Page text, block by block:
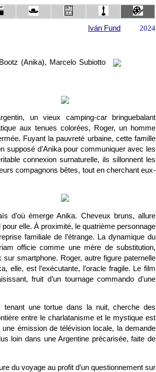
Iván Fund 2024
(Anika), Marcelo Subiotto
un vieux camping-car bringuebalant
aux tenues colorées, Roger, un homme
Fuyant la pauvreté urbaine, cette famille
supposé d’Anika pour communiquer avec les
connexion surnaturelle, ils sillonnent les
compagnons bêtes, tout en cherchant eux-
d’où émerge Anika. Cheveux bruns, allure
elle. À proximité, le quatrième personnage
familiale de l’étrange. La dynamique du
officie comme une mère de substitution,
smartphone. Roger, autre figure paternelle
elle, est l’exécutante, l’oracle fragile. Le film
fruit d’un tournage commando d’une
une tortue dans la nuit, cherche des
entre le charlatanisme et le mystique est
émission de télévision locale, la demande
loin dans une Argentine précarisée, faite de
du voyage au profit d’un questionnement sur